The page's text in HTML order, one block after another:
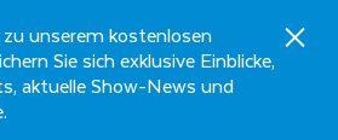
unserem kostenlosen
Sie sich exklusive Einblicke,
aktuelle Show-News und